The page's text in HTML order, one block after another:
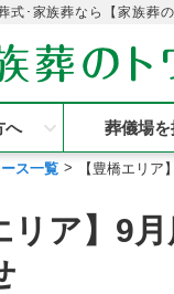
式･家族葬なら【家族葬
へ 葬儀場
ス一覧 【豊橋エリア
リア】9